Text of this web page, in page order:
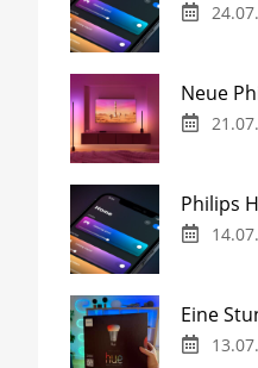
Neue
Philips
Eine